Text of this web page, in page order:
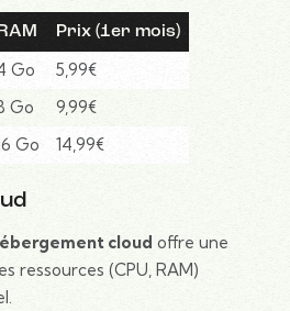
RAM Prix (1er mois)
Go
5,99€
Go
9,99€
Go 14,99€
cloud offre une
ressources (CPU, RAM)